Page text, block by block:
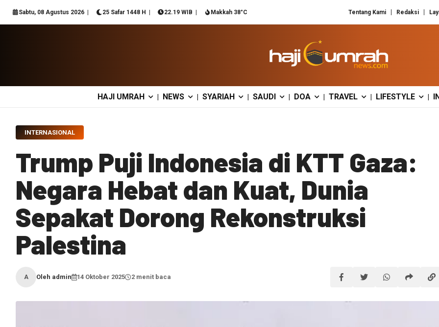
Sabtu, 08 Agustus 2026 25 Safar 1448 H 22.19 WIB Makkah 38°C Tentang Kami Redaksi
HAJI UMRAH | NEWS | SYARIAH | SAUDI | DOA | TRAVEL | LIFESTYLE |
INTERNASIONAL
Trump Puji Indonesia di KTT Gaza:
Negara Hebat dan Kuat, Dunia
Sepakat Dorong Rekonstruksi
Palestina
A Oleh admin 14 Oktober 2025 2 menit baca